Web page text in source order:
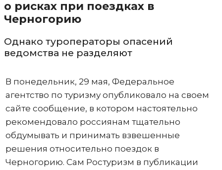
о рисках при поездках в
Черногорию
Однако туроператоры опасений
ведомства не разделяют
В понедельник, 29 мая, Федеральное
агентство по туризму опубликовало на своем
сайте сообщение, в котором настоятельно
рекомендовало россиянам тщательно
обдумывать и принимать взвешенные
решения относительно поездок в
Черногорию. Сам Ростуризм в публикации